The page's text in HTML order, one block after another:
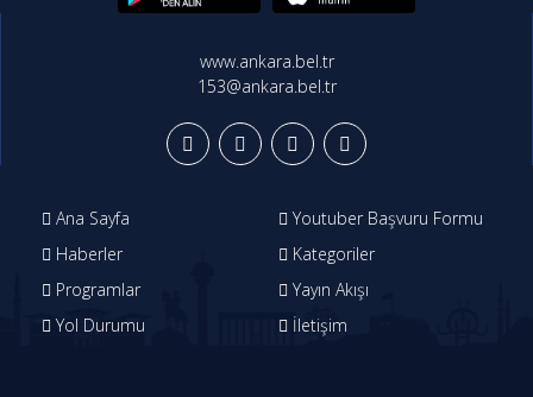
www.ankara.bel.tr
153@ankara.bel.tr
Ana Sayfa
Youtuber Başvuru Formu
Haberler
Kategoriler
Programlar
Yayın Akışı
Yol Durumu
İletişim